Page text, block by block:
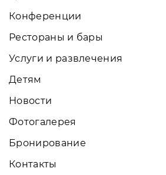
Конференции
Рестораны и бары
Услуги и развлечения
Детям
Новости
Фотогалерея
Бронирование
Контакты